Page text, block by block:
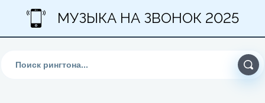
МУЗЫКА НА ЗВОНОК 2025